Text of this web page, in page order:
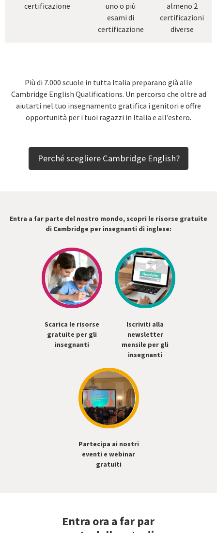
certificazione
uno o più
esami di
certificazione
almeno 2
certificazioni
diverse
Più di 7.000 scuole in tutta Italia preparano già alle
Cambridge English Qualifications. Un percorso che oltre ad
aiutarti nel tuo insegnamento gratifica i genitori e offre
opportunità per i tuoi ragazzi in Italia e all’estero.
Perché scegliere Cambridge English?
Entra a far parte del nostro mondo, scopri le risorse gratuite
di Cambridge per insegnanti di inglese:
Scarica le risorse
gratuite per gli
insegnanti
Iscriviti alla
newsletter
mensile per gli
insegnanti
Partecipa ai nostri
eventi e webinar
gratuiti
Entra ora a far par